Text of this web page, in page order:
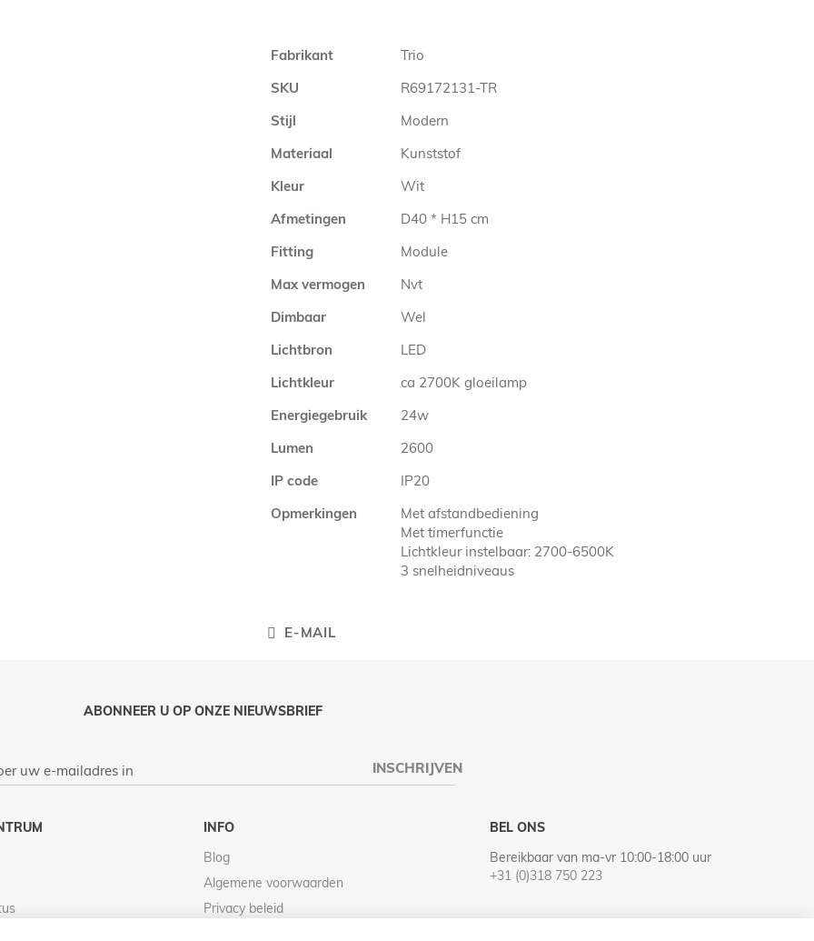
Meer
Fabrikant
Trio
SKU
R69172131-TR
Stijl
Modern
Materiaal
Kunststof
Kleur
Wit
Afmetingen
D40 * H15 cm
Fitting
Module
Max vermogen
Nvt
Dimbaar
Wel
Lichtbron
LED
Lichtkleur
ca 2700K gloeilamp
Energiegebruik
24w
Lumen
2600
IP code
IP20
Opmerkingen
Met afstandbediening
Met timerfunctie
Lichtkleur instelbaar: 2700-6500K
3 snelheidniveaus
E-MAIL
ABONNEER U OP ONZE NIEUWSBRIEF
INSCHRIJVEN
INFO
Blog
Algemene voorwaarden
Privacy beleid
BEL ONS
Bereikbaar van ma-vr 10:00-18:00 uur
+31 (0)318 750 223